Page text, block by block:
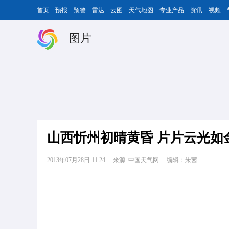
首页 预报 预警 雷达 云图 天气地图 专业产品 资讯 视频
图片
山西忻州初晴黄昏 片片云光如
2013年07月28日 11:24 来源: 中国天气网 编辑：朱茜